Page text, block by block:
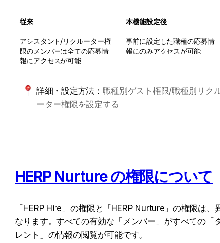
従来 本機能設定後
アシスタント/リクルーター権
限のメンバーは全ての応募情
報にアクセスが可能
事前に設定した職種の応募情
報にのみアクセスが可能
詳細・設定方法：職種別ゲスト権限/職種別リク
ーター権限を設定する
HERP Nurture の権限について
「HERP Hire」の権限と「HERP Nurture」の権限は、
なります。すべての有効な「メンバー」がすべての「
レント」の情報の閲覧が可能です。